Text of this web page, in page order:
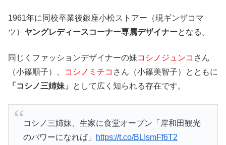
1961年に同校卒業後銀座小松ストアー（現ギンザコマ
ツ） ヤングレディースコーナー専属デザイナーとなる。
同じくファッションデザイナーの妹コシノジュンコ さん
（小篠順子）、
コシノミチコ さん（小篠美智子）とともに
「コシノ三姉妹」
として広く知られる存在です。
コシノ三姉妹、生家に食堂オープン「岸和田観光
のパワーになれば」
https://t.co/BLIsmFf6T2